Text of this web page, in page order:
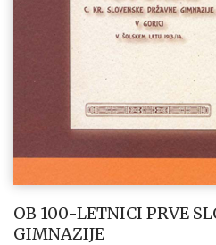
OB 100-LETNICI PRVE
GIMNAZIJE